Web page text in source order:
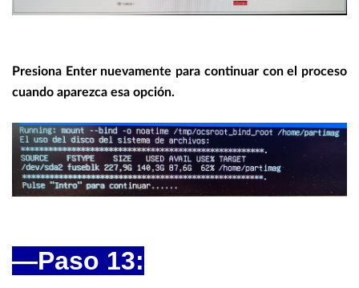
Presiona Enter nuevamente para continuar con el proceso
cuando aparezca esa opción.
—Paso 13: